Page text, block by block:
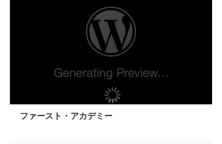
ファースト・アカデミー